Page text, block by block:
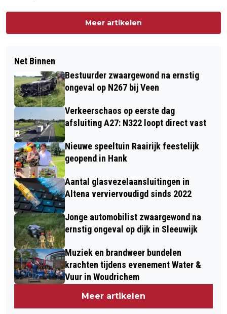
Meer artikelen
Net Binnen
Bestuurder zwaargewond na ernstig
ongeval op N267 bij Veen
Verkeerschaos op eerste dag
afsluiting A27: N322 loopt direct vast
Nieuwe speeltuin Raairijk feestelijk
geopend in Hank
Aantal glasvezelaansluitingen in
Altena verviervoudigd sinds 2022
Jonge automobilist zwaargewond na
ernstig ongeval op dijk in Sleeuwijk
Muziek en brandweer bundelen
krachten tijdens evenement Water &
Vuur in Woudrichem
Meer artikelen